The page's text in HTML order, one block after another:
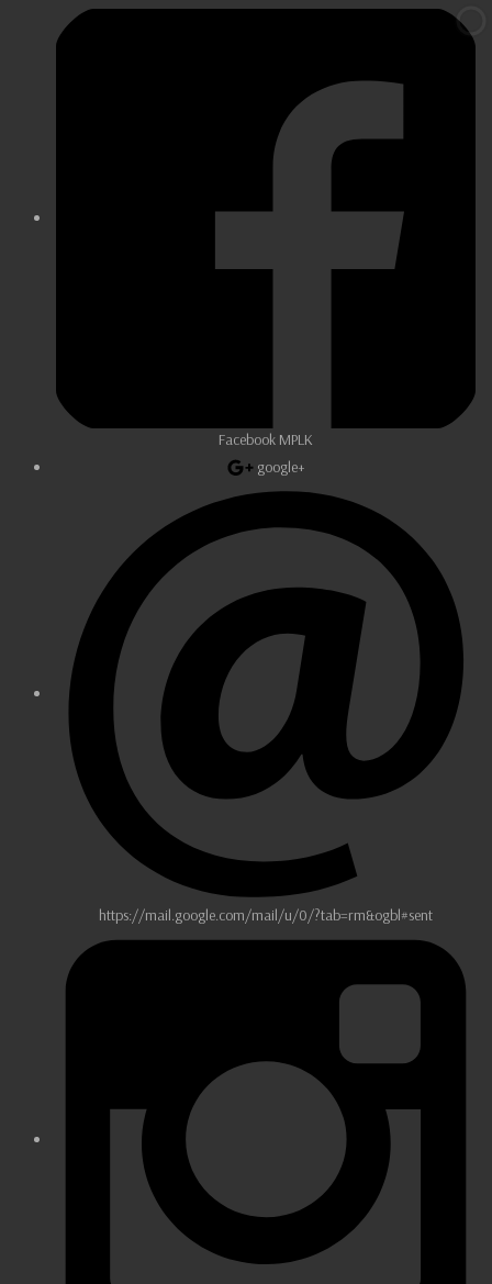
Facebook MPLK
google+
https://mail.google.com/mail/u/0/?tab=rm&ogbl#sent